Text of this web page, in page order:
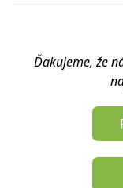
Ďakujeme, že